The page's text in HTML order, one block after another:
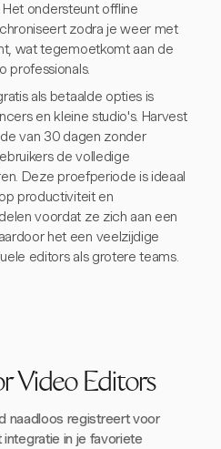
ondersteunt offline
zodra je weer met
wat tegemoetkomt aan de
professionals.
als betaalde opties is
en kleine studio's. Harvest
van 30 dagen zonder
de volledige
Deze proefperiode is ideaal
productiviteit en
voordat ze zich aan een
het een veelzijdige
editors als grotere teams.
Video Editors
naadloos registreert voor
in je favoriete